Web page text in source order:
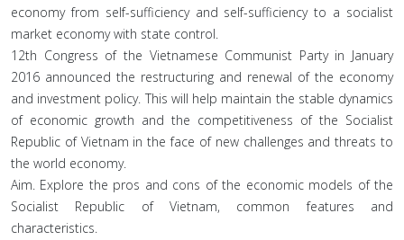
economy from self-sufficiency and self-sufficiency to a socialist
market economy with state control.
12th Congress of the Vietnamese Communist Party in January
2016 announced the restructuring and renewal of the economy
and investment policy. This will help maintain the stable dynamics
of economic growth and the competitiveness of the Socialist
Republic of Vietnam in the face of new challenges and threats to
the world economy.
Aim. Explore the pros and cons of the economic models of the
Socialist Republic of Vietnam, common features and
characteristics.